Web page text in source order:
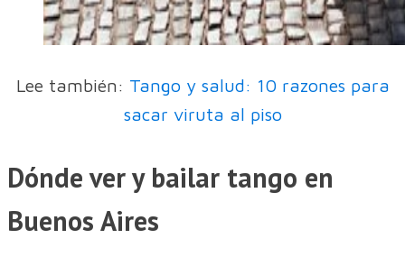
Lee también: Tango y salud: 10 razones para
sacar viruta al piso
Dónde ver y bailar tango en
Buenos Aires